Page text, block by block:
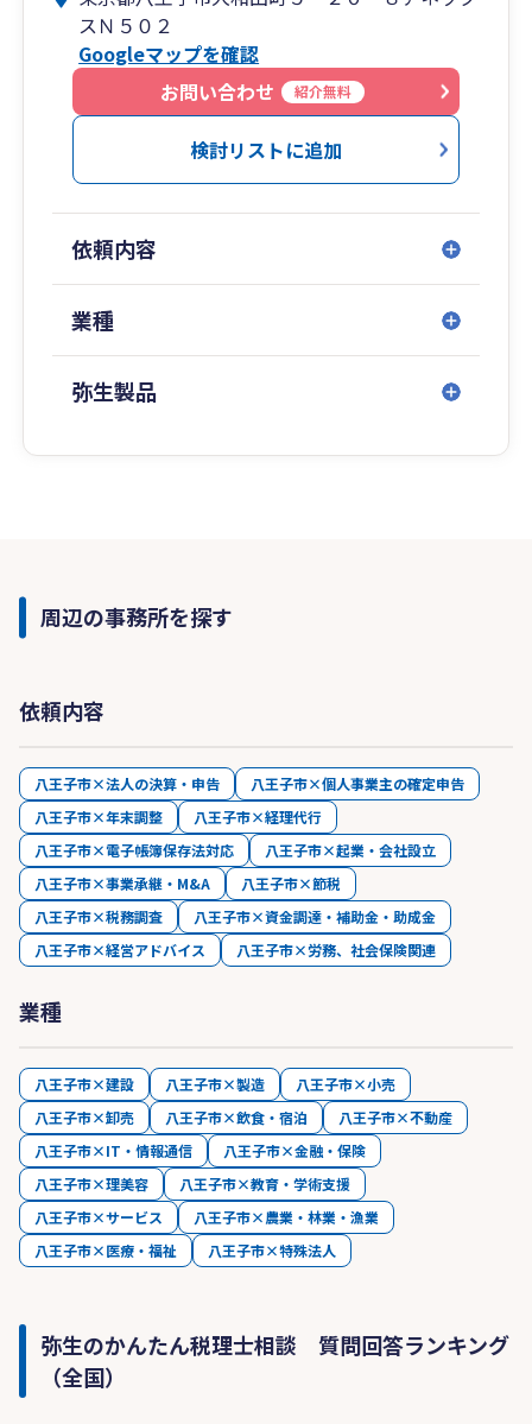
スＮ５０２
Googleマップを確認
お問い合わせ
紹介無料
検討リストに追加
依頼内容
業種
弥生製品
周辺の事務所を探す
依頼内容
八王子市×法人の決算・申告
八王子市×個人事業主の確定申告
八王子市×年末調整
八王子市×経理代行
八王子市×電子帳簿保存法対応
八王子市×起業・会社設立
八王子市×事業承継・M&A
八王子市×節税
八王子市×税務調査
八王子市×資金調達・補助金・助成金
八王子市×経営アドバイス
八王子市×労務、社会保険関連
業種
八王子市×建設 八王子市×製造
八王子市×小売
八王子市×卸売
八王子市×飲食・宿泊
八王子市×不動産
八王子市×IT・情報通信
八王子市×金融・保険
八王子市×理美容
八王子市×教育・学術支援
八王子市×サービス
八王子市×農業・林業・漁業
八王子市×医療・福祉
八王子市×特殊法人
弥生のかんたん税理士相談 質問回答ランキング
（全国）